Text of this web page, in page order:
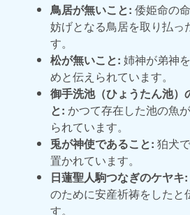
鳥居が無いこと: 倭姫命の
妨げとなる鳥居を取り払っ
す。
松が無いこと: 姉神が弟神
めと伝えられています。
御手洗池（ひょうたん池）
と: かつて存在した池の魚
られています。
兎が神使であること: 狛犬
置かれています。
日蓮聖人駒つなぎのケヤキ:
のために安産祈祷をしたと
す。